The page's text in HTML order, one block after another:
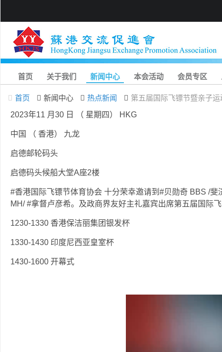
首页 关于我们 新闻中心 本会活动 会员专区
首页 新闻中心 热点新闻
第五届国际飞镖节暨亲子
2023年11 月30 日 （ 星期四） HKG
中国 （ 香港） 九龙
启德邮轮码头
启德码头候船大堂A座2楼
#香港国际飞镖节体育协会 十分荣幸邀请到#贝勋奇 BBS /
MH/ #拿督卢彦希。及政商界友好主礼嘉宾出席第五届国际
1230-1330 香港保洁丽集团银发杯
1330-1430 印度尼西亚皇室杯
1430-1600 开幕式